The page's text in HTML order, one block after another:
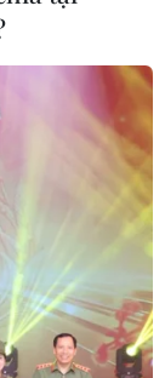
vừa
Biểu diễn để
Á Thái Bình
25/11.